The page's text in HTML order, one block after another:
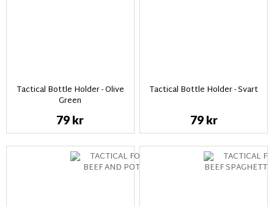
Tactical Bottle Holder - Olive
Green
79 kr
Tactical Bottle Holder - Svart
79 kr